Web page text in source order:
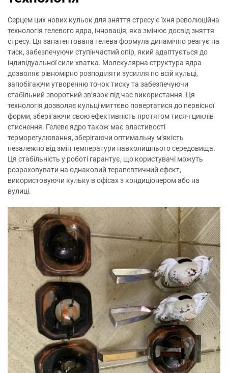
Серцем цих нових кульок для зняття стресу є їхня революційна
технологія гелевого ядра, інновація, яка змінює досвід зняття
стресу. Ця запатентована гелева формула динамічно реагує на
тиск, забезпечуючи ступінчастий опір, який адаптується до
індивідуальної сили хватка. Молекулярна структура ядра
дозволяє рівномірно розподіляти зусилля по всій кульці,
запобігаючи утворенню точок тиску та забезпечуючи
стабільний зворотний зв’язок під час використання. Ця
технологія дозволяє кульці миттєво повертатися до первісної
форми, зберігаючи свою ефективність протягом тисяч циклів
стиснення. Гелеве ядро також має властивості
терморегулювання, зберігаючи оптимальну м’якість
незалежно від змін температури навколишнього середовища.
Ця стабільність у роботі гарантує, що користувачі можуть
розраховувати на однаковий терапевтичний ефект,
використовуючи кульку в офісах з кондиціонером або на
вулиці.